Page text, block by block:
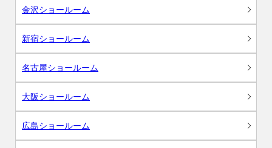
金沢ショールーム
新宿ショールーム
名古屋ショールーム
大阪ショールーム
広島ショールーム